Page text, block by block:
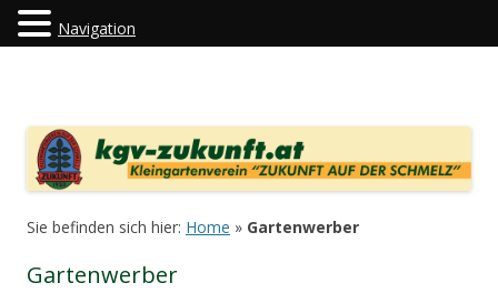
Sie befinden sich hier: Home » Gartenwerber
Gartenwerber
Navigation